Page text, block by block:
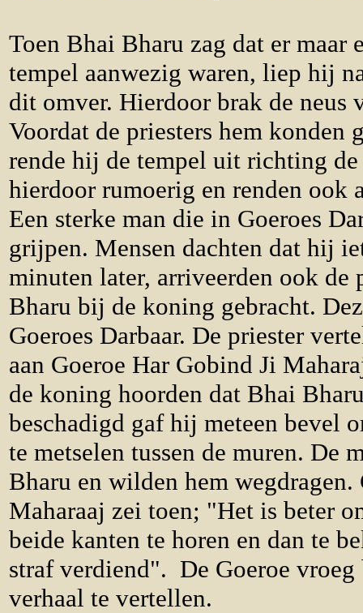
Toen Bhai Bharu zag dat er maar
tempel aanwezig waren, liep hij
dit omver. Hierdoor brak de neus
Voordat de priesters hem konden
rende hij de tempel uit richting de
hierdoor rumoerig en renden ook
Een sterke man die in Goeroes
grijpen. Mensen dachten dat hij
minuten later, arriveerden ook de
Bharu bij de koning gebracht.
Goeroes Darbaar. De priester
aan Goeroe Har Gobind Ji
de koning hoorden dat Bhai
beschadigd gaf hij meteen bevel
te metselen tussen de muren. De
Bharu en wilden hem
Maharaaj zei toen; "Het is beter
beide kanten te horen en dan te
straf verdiend". De Goeroe
verhaal te vertellen.